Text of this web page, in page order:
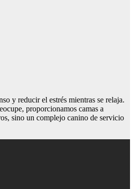
y reducir el estrés mientras se relaja.
proporcionamos camas a
sino un complejo canino de servicio